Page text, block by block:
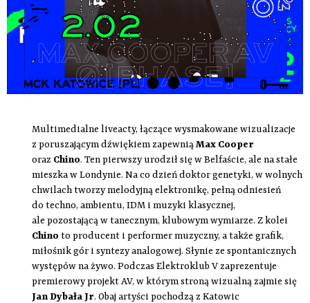
Multimedialne liveacty, łączące wysmakowane wizualizacje
z poruszającym dźwiękiem zapewniąMax Cooper
oraz Chino. Ten pierwszy urodził się w Belfaście, ale na stałe
mieszka w Londynie. Na co dzień doktor genetyki, w wolnych
chwilach tworzy melodyjną elektronikę, pełną odniesień
do techno, ambientu, IDM i muzyki klasycznej,
ale pozostającą w tanecznym, klubowym wymiarze. Z kolei
Chino to producent i performer muzyczny, a także grafik,
miłośnik gór i syntezy analogowej. Słynie ze spontanicznych
występów na żywo. Podczas Elektroklub V zaprezentuje
premierowy projekt AV, w którym stroną wizualną zajmie się
Jan Dybała Jr. Obaj artyści pochodzą z Katowic